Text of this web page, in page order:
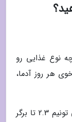
نوع غذایی رو
هر روز آدما،
مثلا بعضی وقتا اینقدر اشتها داریم که می تونیم 2.3 تا برگر